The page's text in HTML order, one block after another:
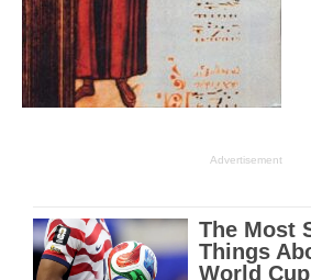
Advertisement